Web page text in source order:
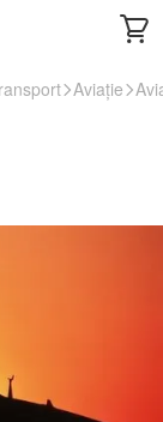
Aviație